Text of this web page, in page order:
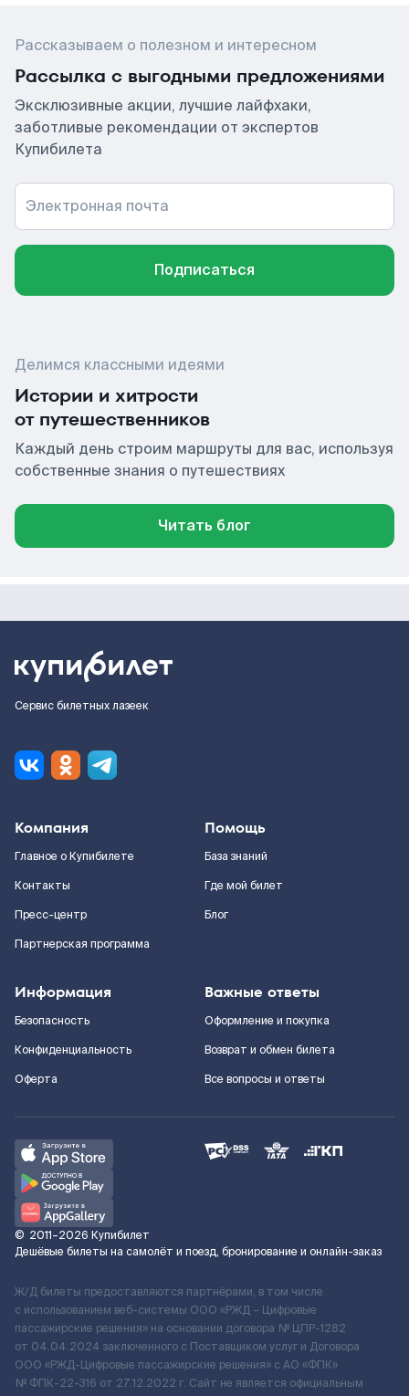
Рассказываем о полезном и интересном
Рассылка с выгодными предложениями
Эксклюзивные акции, лучшие лайфхаки,
заботливые рекомендации от экспертов
Купибилета
Электронная почта
Подписаться
Делимся классными идеями
Истории и хитрости
от путешественников
Каждый день строим маршруты для вас, используя
собственные знания о путешествиях
Читать блог
Сервис билетных лазеек
Компания
Главное о Купибилете
Контакты
Пресс-центр
Партнерская программа
Помощь
База знаний
Где мой билет
Блог
Информация
Безопасность
Конфиденциальность
Оферта
Важные ответы
Оформление и покупка
Возврат и обмен билета
Все вопросы и ответы
© 2011–2026 Купибилет
Дешёвые билеты на самолёт и поезд, бронирование и онлайн-заказ
Ж/Д билеты предоставляются партнёрами, в том числе
с использованием веб-системы ООО «РЖД – Цифровые
пассажирские решения» на основании договора № ЦПР-1282
от 04.04.2024 заключенного с Поставщиком услуг и Договора
ООО «РЖД-Цифровые пассажирские решения» c АО «ФПК»
№ ФПК-22-316 от 27.12.2022 г. Сайт не является официальным